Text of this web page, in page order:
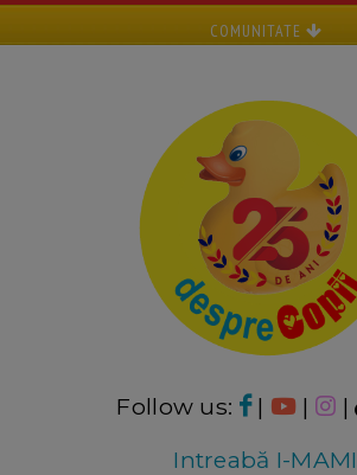
COMUNITATE
Follow us: | | |
Intreabă I-MAMI